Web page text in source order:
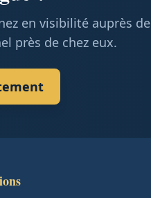
en visibilité auprès de
près de chez eux.